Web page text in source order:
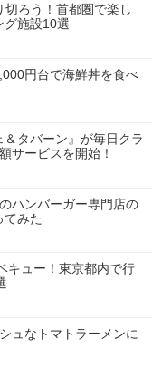
切ろう！首都圏で楽し
グ施設10選
円台で海鮮丼を食べ
タバーン』が毎日クラ
サービスを開始！
ハンバーガー専門店の
てみた
キュー！東京都内で行
ュなトマトラーメンに